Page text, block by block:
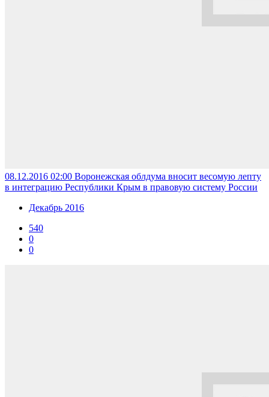
08.12.2016 02:00 Воронежская облдума вносит весомую лепту
в интеграцию Республики Крым в правовую систему России
Декабрь 2016
540
0
0